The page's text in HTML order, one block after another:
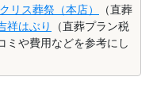
クリス葬祭（本店）
（直葬
祥はぶり
（直葬プラン税
ミや費用などを参考にし